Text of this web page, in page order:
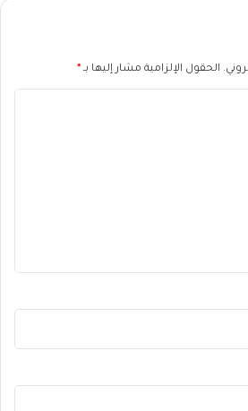
الحقول الإلزامية مشار إليها بـ *